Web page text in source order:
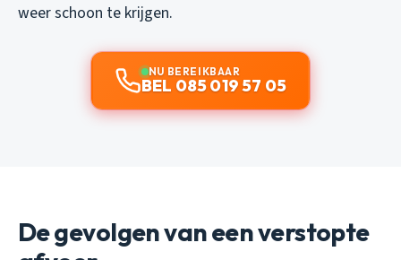
weer schoon te krijgen.
NU BEREIKBAAR
BEL 085 019 57 05
De gevolgen van een verstopte